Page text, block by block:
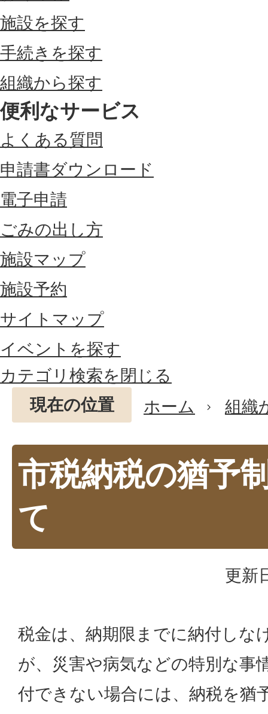
施設を探す
手続きを探す
組織から探す
便利なサービス
よくある質問
申請書ダウンロード
電子申請
ごみの出し方
施設マップ
施設予約
サイトマップ
イベントを探す
カテゴリ検索を閉じる
現在の位置
ホーム 組織
市税納税の猶予
て
更新
税金は、納期限までに納付しな
が、災害や病気などの特別な事
付できない場合には、納税を猶